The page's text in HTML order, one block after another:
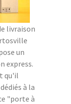
livraison
un
express.
qu'il
à la
"porte à